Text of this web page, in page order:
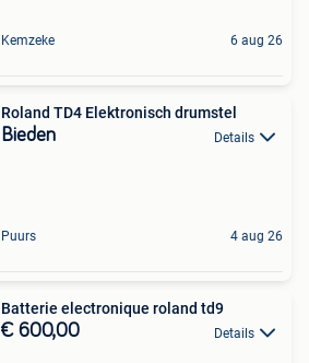
Kemzeke 6 aug 26
Roland TD4 Elektronisch drumstel
Bieden Details
Puurs 4 aug 26
Batterie electronique roland td9
€ 600,00 Details